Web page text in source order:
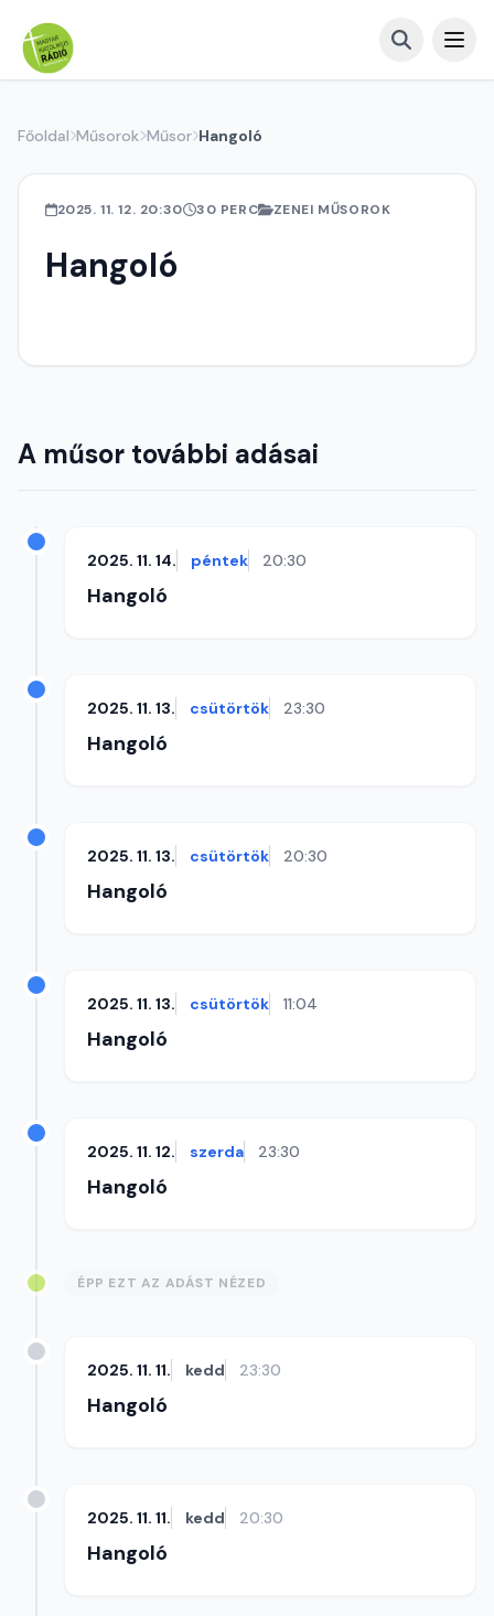
Főoldal Műsorok Műsor Hangoló
2025. 11. 12. 20:30 30 PERC ZENEI MŰSOROK
Hangoló
A műsor további adásai
2025. 11. 14. péntek 20:30
Hangoló
2025. 11. 13. csütörtök 23:30
Hangoló
2025. 11. 13. csütörtök 20:30
Hangoló
2025. 11. 13. csütörtök 11:04
Hangoló
2025. 11. 12. szerda 23:30
Hangoló
ÉPP EZT AZ ADÁST NÉZED
2025. 11. 11. kedd 23:30
Hangoló
2025. 11. 11. kedd 20:30
Hangoló